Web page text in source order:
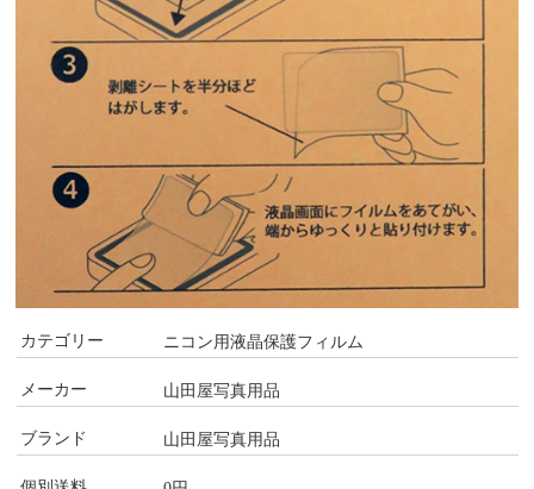
カテゴリー ニコン用液晶保護フィルム
メーカー 山田屋写真用品
ブランド 山田屋写真用品